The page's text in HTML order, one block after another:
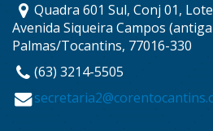
Quadra 601 Sul, Conj 01,
Avenida Siqueira Campos
Palmas/Tocantins, 77016-330
(63) 3214-5505